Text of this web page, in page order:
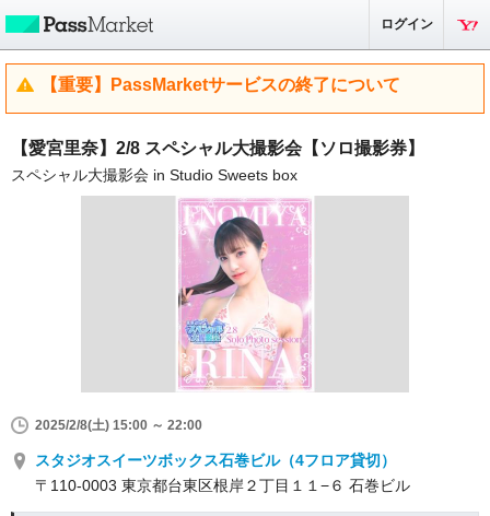
ログイン
【重要】PassMarketサービスの終了について
【愛宮里奈】2/8 スペシャル大撮影会【ソロ撮影券】
スペシャル大撮影会 in Studio Sweets box
2025/2/8(土) 15:00 ～ 22:00
スタジオスイーツボックス石巻ビル（4フロア貸切）
〒110-0003 東京都台東区根岸２丁目１１−６ 石巻ビル